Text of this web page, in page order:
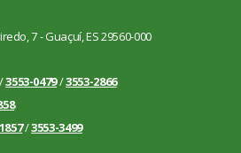
7 - Guaçuí, ES 29560-000
3553-0479/3553-2866
/3553-3499